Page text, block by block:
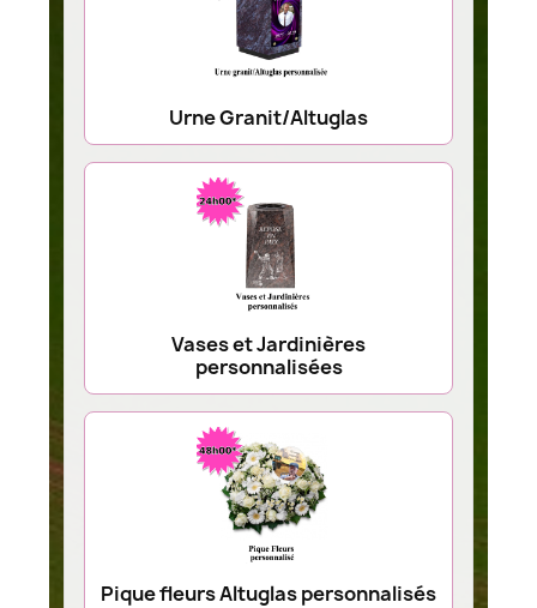
Urne Granit/Altuglas
Vases et Jardinières
personnalisées
Pique fleurs Altuglas personnalisés